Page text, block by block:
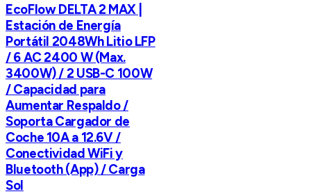
EcoFlow DELTA 2 MAX |
Estación de Energía
Portátil 2048Wh Litio LFP
/ 6 AC 2400 W (Max.
3400W) / 2 USB-C 100W
/ Capacidad para
Aumentar Respaldo /
Soporta Cargador de
Coche 10A a 12.6V /
Conectividad WiFi y
Bluetooth (App) / Carga
Sol